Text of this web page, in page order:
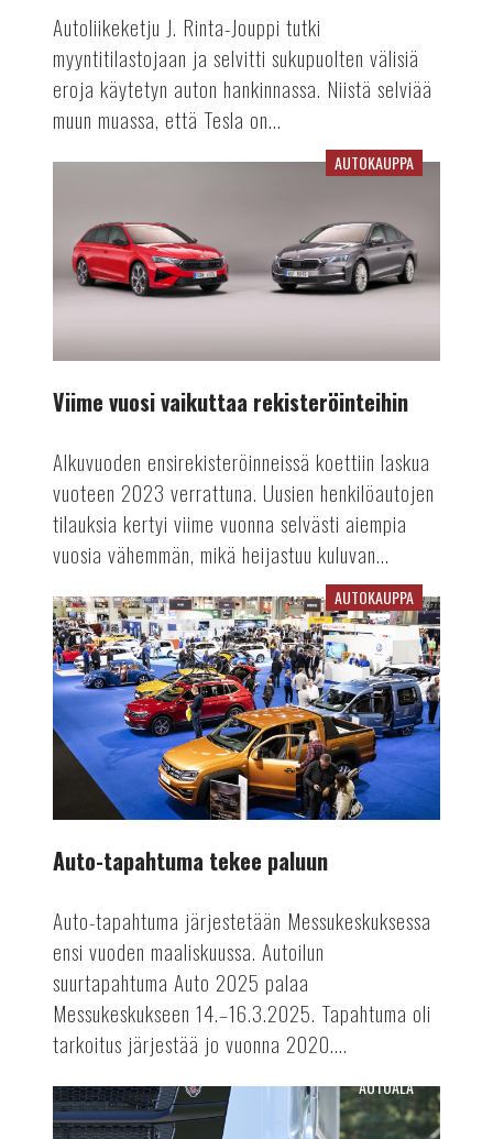
Autoliikeketju J. Rinta-Jouppi tutki
myyntitilastojaan ja selvitti sukupuolten välisiä
eroja käytetyn auton hankinnassa. Niistä selviää
muun muassa, että Tesla on...
vaikuttaa
rekisteröinteihin
AUTOKAUPPA
Viime vuosi vaikuttaa rekisteröinteihin
Alkuvuoden ensirekisteröinneissä koettiin laskua
vuoteen 2023 verrattuna. Uusien henkilöautojen
tilauksia kertyi viime vuonna selvästi aiempia
vuosia vähemmän, mikä heijastuu kuluvan...
Auto-
tapahtuma
tekee
paluun
AUTOKAUPPA
Auto-tapahtuma tekee paluun
Auto-tapahtuma järjestetään Messukeskuksessa
ensi vuoden maaliskuussa. Autoilun
suurtapahtuma Auto 2025 palaa
Messukeskukseen 14.–16.3.2025. Tapahtuma oli
tarkoitus järjestää jo vuonna 2020....
Terästä
sähkörekoilla
AUTOALA